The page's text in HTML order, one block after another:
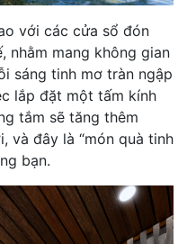
với các cửa sổ đón
nhằm mang không gian
sáng tinh mơ tràn ngập
lắp đặt một tấm kính
tắm sẽ tăng thêm
và đây là “món quà tinh
bạn.